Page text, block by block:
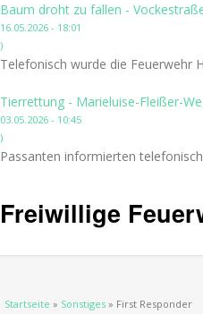
Baum droht zu fallen -
16.05.2026 - 18:01
)
Telefonisch wurde die Feuerwehr
Tierrettung - Marieluise-Fleißer-
03.05.2026 - 10:45
)
Passanten informierten
Freiwillige
Sie sind hier
Startseite » Sonstiges » First Responder